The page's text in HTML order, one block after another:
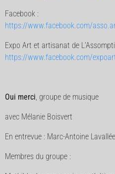
Facebook :
https://www.facebook.com/
Expo Art et artisanat de
https://www.facebook.com/
Oui merci, groupe de musique
avec Mélanie Boisvert
En entrevue : Marc-Antoine
Membres du groupe :